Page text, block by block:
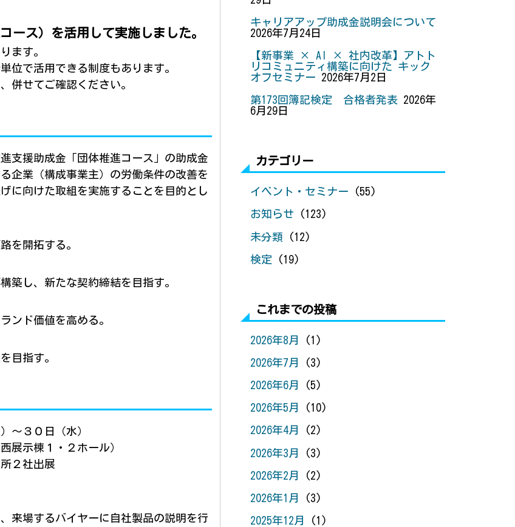
ース）を活用して実施しました。
ます。
位で活用できる制度もあります。
併せてご確認ください。
支援助成金「団体推進コース」の助成金
企業（構成事業主）の労働条件の改善を
に向けた取組を実施することを目的とし
を開拓する。
築し、新たな契約締結を目指す。
ンド価値を高める。
目指す。
３０日（水）
示棟１・２ホール）
２社出展
来場するバイヤーに自社製品の説明を行
キャリアアップ助成金説明会について
2026年7月24日
【新事業 × AI × 社内改革】アトト
リコミュニティ構築に向けた キック
オフセミナー
2026年7月2日
第173回簿記検定 合格者発表
2026年
6月29日
カテゴリー
イベント・セミナー (55)
お知らせ (123)
未分類 (12)
検定 (19)
これまでの投稿
2026年8月 (1)
2026年7月 (3)
2026年6月 (5)
2026年5月 (10)
2026年4月 (2)
2026年3月 (3)
2026年2月 (2)
2026年1月 (3)
2025年12月 (1)